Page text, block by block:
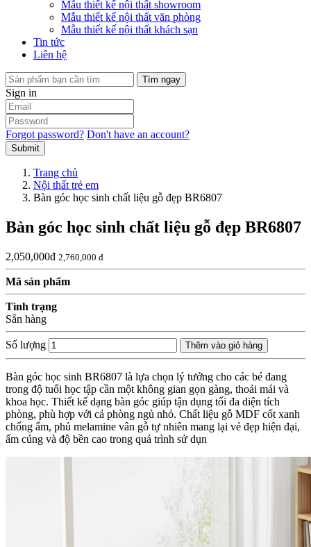
Mẫu thiết kế nội thất showroom
Mẫu thiết kế nội thất văn phòng
Mẫu thiết kế nội thất khách sạn
Tin tức
Liên hệ
Tìm ngay
Sign in
Forgot password? Don't have an account?
Submit
Trang chủ
Nội thất trẻ em
Bàn góc học sinh chất liệu gỗ đẹp BR6807
Bàn góc học sinh chất liệu gỗ đẹp BR6807
2,050,000đ 2,760,000 đ
Mã sản phẩm
Tình trạng
Sẵn hàng
Số lượng Thêm vào giỏ hàng
Bàn góc học sinh BR6807 là lựa chọn lý tưởng cho các bé đang
trong độ tuổi học tập cần một không gian gọn gàng, thoải mái và
khoa học. Thiết kế dạng bàn góc giúp tận dụng tối đa diện tích
phòng, phù hợp với cả phòng ngủ nhỏ. Chất liệu gỗ MDF cốt xanh
chống ẩm, phủ melamine vân gỗ tự nhiên mang lại vẻ đẹp hiện đại,
ấm cúng và độ bền cao trong quá trình sử dụn